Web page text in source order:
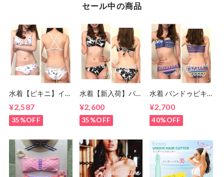
セール中の商品
水着【ビキニ】イン
サイズ(7号,9号)
¥2,587
35%OFF
水着【新入荷】パー
ノトーン S・Mサイ
ズ (7〜9号)
¥2,600
35%OFF
水着 バンドゥビキ
ニ ブルー (７号・９
号)
¥2,700
40%OFF